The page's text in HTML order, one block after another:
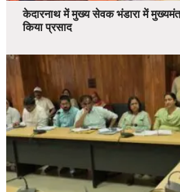
केदारनाथ में मुख्य सेवक भंडारा में
किया प्रसाद